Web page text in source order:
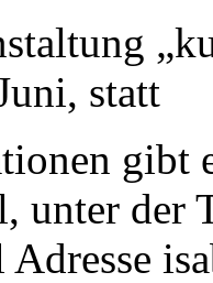
statt
gibt
unter der